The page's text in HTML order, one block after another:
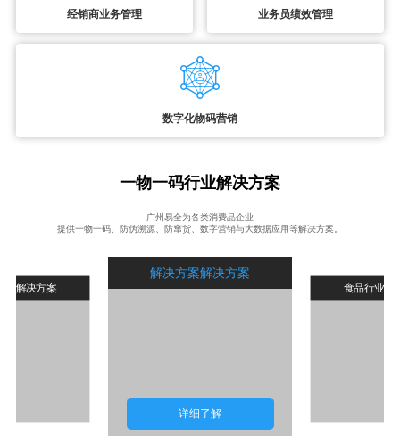
经销商业务管理 业务员绩效管理
数字化物码营销
一物一码行业解决方案
广州易全为各类消费品企业
提供一物一码、防伪溯源、防窜货、数字营销与大数据应用等解决方案。
业解决方案
解决方案解决方案
详细了解
食品行业解